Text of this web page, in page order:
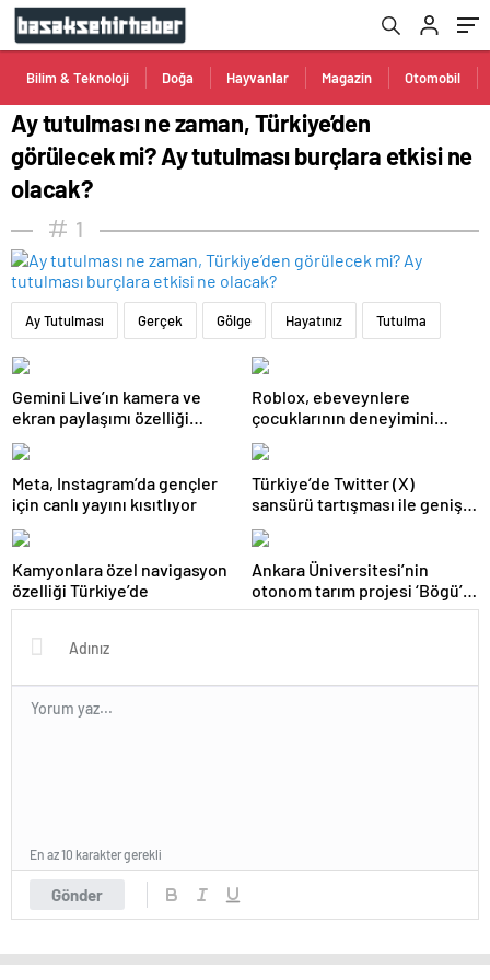
Bilim & Teknoloji Doğa Hayvanlar Magazin Otomobil
ne olacak?
Ay tutulması ne zaman, Türkiye’den
görülecek mi? Ay tutulması burçlara etkisi ne
olacak?
1
Ay Tutulması Gerçek Gölge Hayatınız Tutulma
Gemini Live’ın kamera ve
ekran paylaşımı özelliği
Android’de geldi
Roblox, ebeveynlere
çocuklarının deneyimini
kişiselleştirme imkanı sunan
yeni araçlarını duyurdu
Meta, Instagram’da gençler
için canlı yayını kısıtlıyor
Türkiye’de Twitter (X)
sansürü tartışması ile geniş
bir kesim BlueSky’a yöneldi!
Kamyonlara özel navigasyon
özelliği Türkiye’de
Ankara Üniversitesi’nin
otonom tarım projesi ‘Bögü’,
çığır açacak
Gönder
En az 10 karakter gerekli